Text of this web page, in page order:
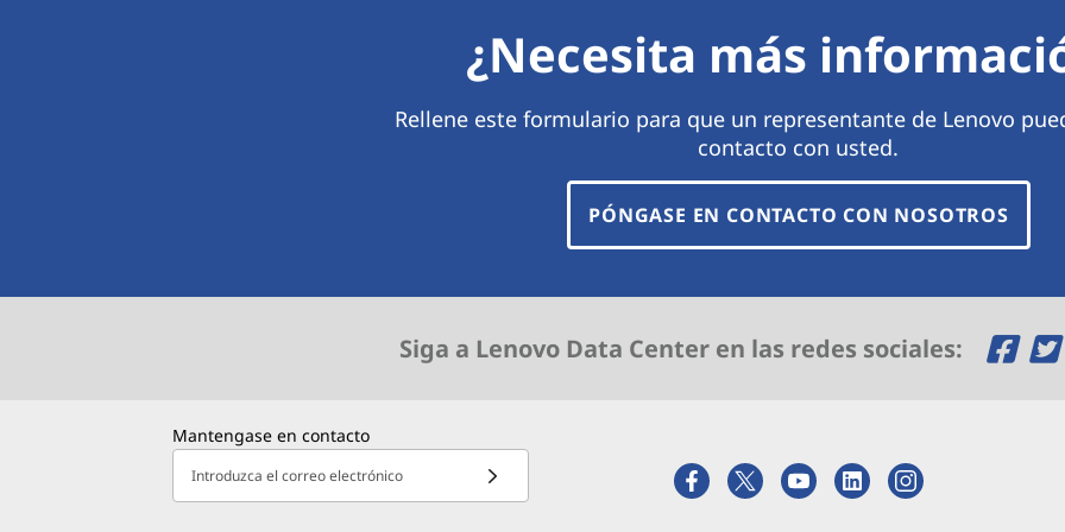
¿Necesita más
Rellene este formulario para que un representante de Lenovo
contacto con usted.
PÓNGASE EN CONTACTO CON NOSOTROS
Siga a Lenovo Data Center en las redes sociales:
O
Mantengase en contacto
Introduzca el correo electrónico